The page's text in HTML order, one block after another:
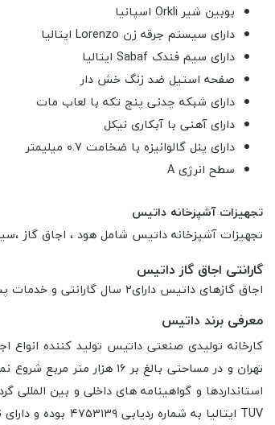
بوبین شیر Orkli اسپانیا
دارای سیستم جرقه زن Lorenzo ایتالیا
دارای سیم فندک Sabaf ایتالیا
صفحه استیل ضد زنگ خش دار
دارای شبکه چدنی پنج تکه با لعاب مات
دارای آهنی با آبکاری نیکل
دارای پنل گالوانیزه با ضخامت ۰.۷ میلیمتر
سطح انرژی A
تجهیزات آشپزخانه داتیس
تجهیزات آشپزخانه داتیس شامل هود ، اجاق گاز
گارانتی اجاق گاز داتیس
اجاق گازهای داتیس دارای۲ سال گارانتی و خدمات پس از فروش و ۸ سال گارانتی برای سرشعله ها در صورت معیوب بودن در سراسر کشور می باشد.
معرفی برند داتیس